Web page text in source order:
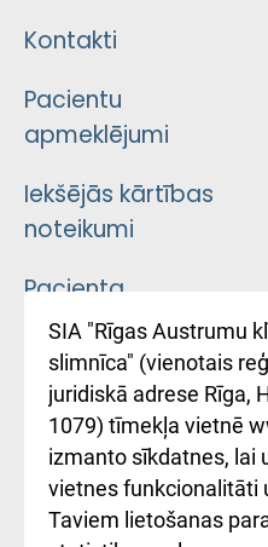
Kontakti
Pacientu
apmeklējumi
Iekšējās kārtības
noteikumi
Pacienta
atsauksmju/sūdzību
iesniegšanas
kārtība
Kā pie mums nokļūt
Rēķinu apmaksas
SIA "Rīgas Austrumu
slimnīca" (vienotais
juridiskā adrese Rīga,
1079) tīmekļa vietnē
izmanto sīkdatnes, lai
vietnes funkcionalitāti
Taviem lietošanas